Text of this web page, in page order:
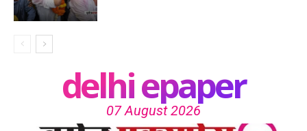
delhi epaper
07 August 2026